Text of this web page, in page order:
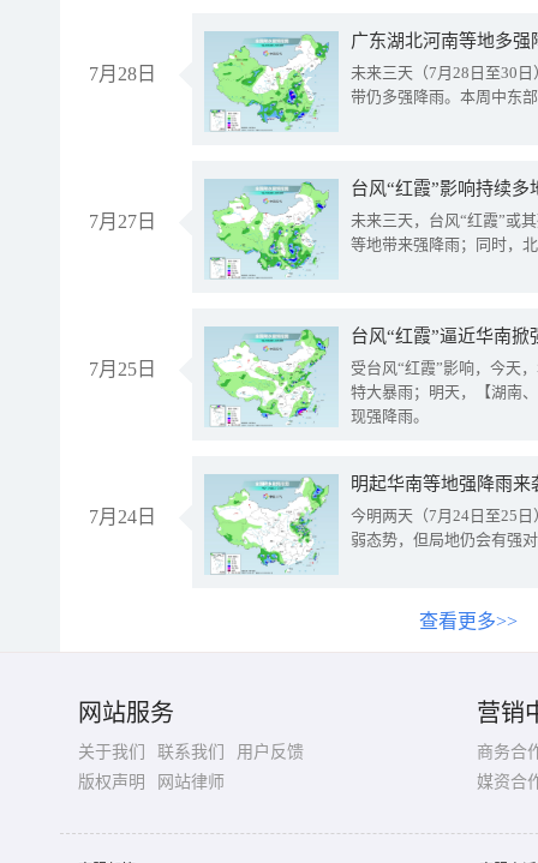
7月28日
广东湖北河南等地多
未来三天（7月28日至30
带仍多强降雨。本周中东
7月27日
台风“红霞”影响持续
未来三天，台风“红霞”或
等地带来强降雨；同时，
7月25日
台风“红霞”逼近华南
受台风“红霞”影响，今天
特大暴雨；明天，【湖南
现强降雨。
7月24日
明起华南等地强降雨
今明两天（7月24日至25
弱态势，但局地仍会有强
查看更多>>
网站服务
关于我们 联系我们
用户反馈
版权声明
网站律师
营销
商务合
媒资合